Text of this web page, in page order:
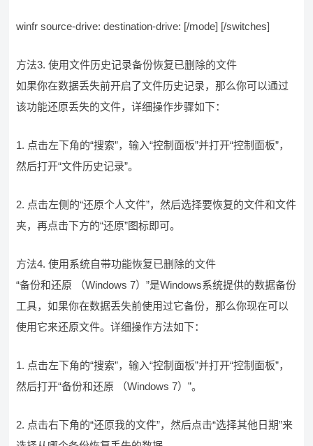
winfr source-drive: destination-drive: [/mode] [/switches]
方法3. 使用文件历史记录备份恢复已删除的文件
如果你在数据丢失前开启了文件历史记录，那么你可以通过
该功能还原丢失的文件，详细操作步骤如下：
1. 点击左下角的“搜索”，输入“控制面板”并打开“控制面板”，
然后打开“文件历史记录”。
2. 点击左侧的“还原个人文件”，然后选择要恢复的文件和文件
夹，再点击下方的“还原”图标即可。
方法4. 使用系统自带功能恢复已删除的文件
“备份和还原 （Windows 7）”是Windows系统提供的数据备份
工具，如果你在数据丢失前使用过它备份，那么你现在可以
使用它来还原文件。详细操作方法如下：
1. 点击左下角的“搜索”，输入“控制面板”并打开“控制面板”，
然后打开“备份和还原 （Windows 7）”。
2. 点击右下角的“还原我的文件”，然后点击“选择其他日期”来